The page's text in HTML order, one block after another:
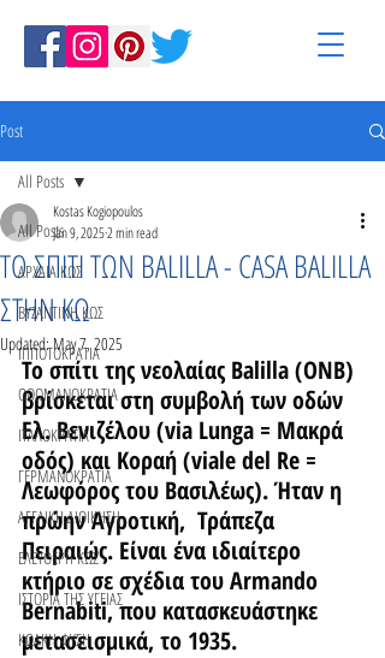
Post
All Posts
ΑΡΧΑΙΑ ΚΩΣ
ΒΥΖΑΝΤΙΝΗ ΚΩΣ
ΙΠΠΟΤΟΚΡΑΤΙΑ
ΟΘΩΜΑΝΟΚΡΑΤΙΑ
ΙΤΑΛΟΚΡΑΤΙΑ
ΓΕΡΜΑΝΟΚΡΑΤΙΑ
ΑΓΓΛΙΚΗ ΔΙΟΙΚΗΣΗ
ΕΛΕΥΘΕΡΗ ΚΩΣ
ΙΣΤΟΡΙΑ ΤΗΣ ΥΓΕΙΑΣ
ΚΩΑΚΗ ΦΥΣΗ
All Posts
ΤΟ ΣΠΙΤΙ ΤΩΝ BALILLA - CASA BALILLA
ΣΤΗΝ ΚΩ
Kostas Kogiopoulos
Jan 9, 20252 min read
Updated:May 7, 2025
Το σπίτι της νεολαίας Balilla (ONB)
βρίσκεται στη συμβολή των οδών
Ελ. Βενιζέλου (via Lunga = Μακρά
οδός) και Κοραή (viale del Re =
Λεωφόρος του Βασιλέως). Ήταν η
πρώην Αγροτική,  Τράπεζα
Πειραιώς. Είναι ένα ιδιαίτερο
κτήριο σε σχέδια του Armando
Bernabiti, που κατασκευάστηκε
μετασεισμικά, το 1935.